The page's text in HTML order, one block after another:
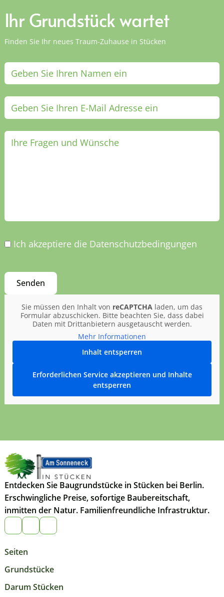
Ihr Grundstück wartet
Finden Sie Ihr neues Traum-Zuhause in Stücken
Ich akzeptiere die Datenschutzbedingungen
Sie müssen den Inhalt von reCAPTCHA laden, um das
Formular abzuschicken. Bitte beachten Sie, dass dabei
Daten mit Drittanbietern ausgetauscht werden.
Mehr Informationen
Inhalt entsperren
Erforderlichen Service akzeptieren und Inhalte
entsperren
Entdecken Sie Baugrundstücke in Stücken bei Berlin.
Erschwingliche Preise, sofortige Baubereitschaft,
inmitten der Natur. Familienfreundliche Infrastruktur.
Seiten
Grundstücke
Darum Stücken